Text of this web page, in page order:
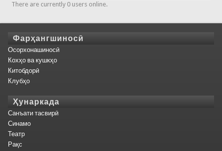
There are currently 0 users online.
Фарҳангшиносӣ
Осорхонашиносӣ
Кохҳо ва кушкҳо
Китобдорӣ
Клубҳо
Ҳунаркада
Санъати тасвирӣ
Синамо
Театр
Рақс